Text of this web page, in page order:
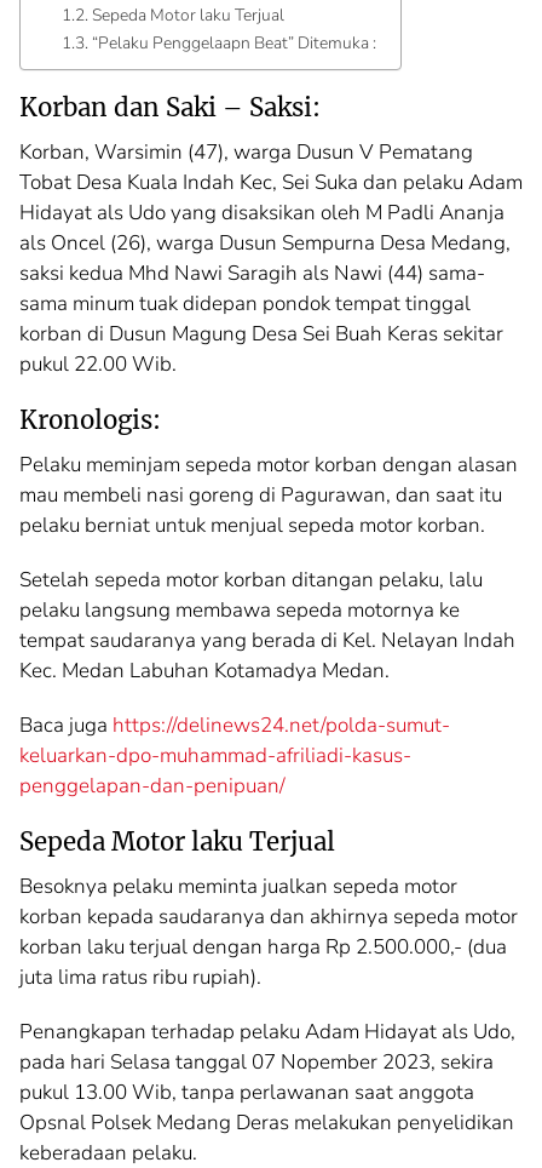
Sepeda Motor laku Terjual
“Pelaku Penggelaapn Beat” Ditemuka :
Korban dan Saki – Saksi:
Korban, Warsimin (47), warga Dusun V Pematang
Tobat Desa Kuala Indah Kec, Sei Suka dan pelaku Adam
Hidayat als Udo yang disaksikan oleh M Padli Ananja
als Oncel (26), warga Dusun Sempurna Desa Medang,
saksi kedua Mhd Nawi Saragih als Nawi (44) sama-
sama minum tuak didepan pondok tempat tinggal
korban di Dusun Magung Desa Sei Buah Keras sekitar
pukul 22.00 Wib.
Kronologis:
Pelaku meminjam sepeda motor korban dengan alasan
mau membeli nasi goreng di Pagurawan, dan saat itu
pelaku berniat untuk menjual sepeda motor korban.
Setelah sepeda motor korban ditangan pelaku, lalu
pelaku langsung membawa sepeda motornya ke
tempat saudaranya yang berada di Kel. Nelayan Indah
Kec. Medan Labuhan Kotamadya Medan.
Baca juga https://delinews24.net/polda-sumut-
keluarkan-dpo-muhammad-afriliadi-kasus-
penggelapan-dan-penipuan/
Sepeda Motor laku Terjual
Besoknya pelaku meminta jualkan sepeda motor
korban kepada saudaranya dan akhirnya sepeda motor
korban laku terjual dengan harga Rp 2.500.000,- (dua
juta lima ratus ribu rupiah).
Penangkapan terhadap pelaku Adam Hidayat als Udo,
pada hari Selasa tanggal 07 Nopember 2023, sekira
pukul 13.00 Wib, tanpa perlawanan saat anggota
Opsnal Polsek Medang Deras melakukan penyelidikan
keberadaan pelaku.